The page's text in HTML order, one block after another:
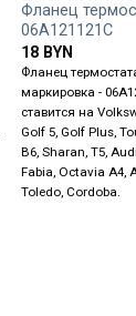
Фланец
06A121121C
18 BYN
Фланец
маркировка -
ставится на
Golf 5, Golf Plus,
B6, Sharan, T5,
Fabia, Octavia A4,
Toledo, Cordoba.